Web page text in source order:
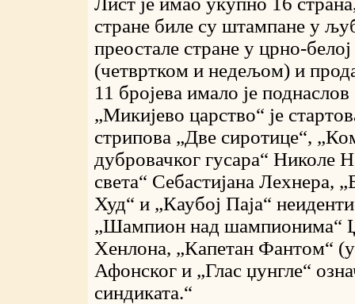
стране биле су штампане у
преостале стране у црно-
(четвртком и недељом) и
11 бројева имало је
„Микијево царство“ је
стрипова „Две сиротице“,
дубровачког гусара“ Николе
света“ Себастијана
Худ“ и „Каубој Паја“
„Шампион над шампионима“
Хенлона, „Капетан Фантом“
Афонског и „Глас џунгле“
синдиката.“